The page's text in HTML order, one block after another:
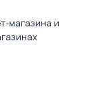
магазина и